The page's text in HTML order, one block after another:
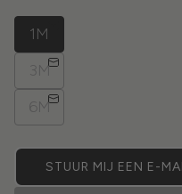
1M
3M
6M
STUUR MIJ EEN E-